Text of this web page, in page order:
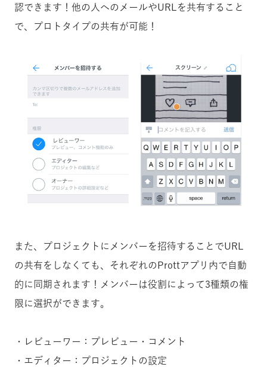
認できます！他の人へのメールやURLを共有すること
で、プロトタイプの共有が可能！
また、プロジェクトにメンバーを招待することでURL
の共有をしなくても、それぞれのProttアプリ内で自動
的に同期されます！メンバーは役割によって3種類の権
限に選択ができます。
・レビューワー：プレビュー・コメント
・エディター：プロジェクトの設定